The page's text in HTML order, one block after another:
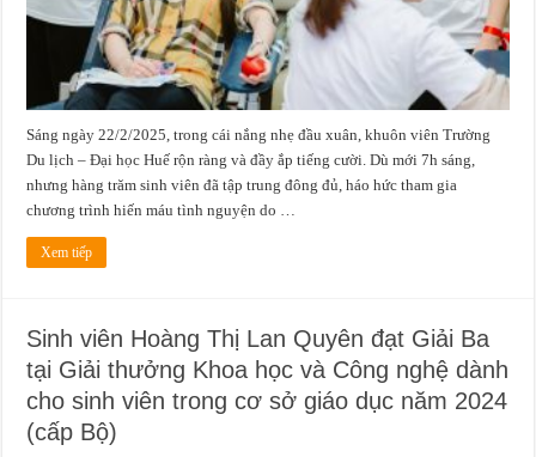
Sáng ngày 22/2/2025, trong cái nắng nhẹ đầu xuân, khuôn viên Trường
Du lịch – Đại học Huế rộn ràng và đầy ắp tiếng cười. Dù mới 7h sáng,
nhưng hàng trăm sinh viên đã tập trung đông đủ, háo hức tham gia
chương trình hiến máu tình nguyện do …
Xem tiếp
Sinh viên Hoàng Thị Lan Quyên đạt Giải Ba
tại Giải thưởng Khoa học và Công nghệ dành
cho sinh viên trong cơ sở giáo dục năm 2024
(cấp Bộ)